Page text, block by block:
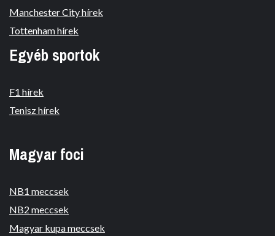
Manchester City hírek
Tottenham hírek
Egyéb sportok
F1 hírek
Tenisz hírek
Magyar foci
NB1 meccsek
NB2 meccsek
Magyar kupa meccsek